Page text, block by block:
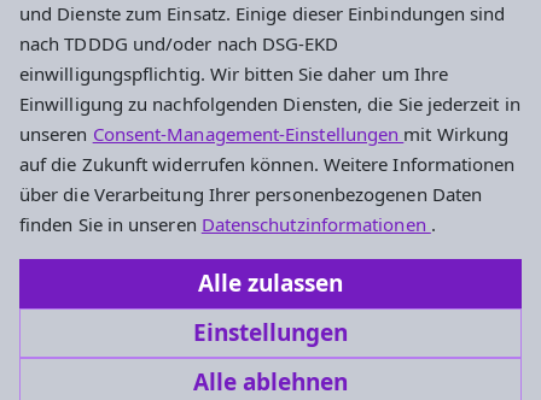
und Dienste zum Einsatz. Einige dieser Einbindungen sind
nach TDDDG und/oder nach DSG-EKD
einwilligungspflichtig. Wir bitten Sie daher um Ihre
Einwilligung zu nachfolgenden Diensten, die Sie jederzeit in
unseren Consent-Management-Einstellungen mit Wirkung
auf die Zukunft widerrufen können. Weitere Informationen
über die Verarbeitung Ihrer personenbezogenen Daten
finden Sie in unseren Datenschutzinformationen .
Alle zulassen
Einstellungen
Alle ablehnen
Adresse
Evangelisches Dekanat Rheingau-Taunus
Aarstraße 44
65232 Taunusstein
Tel. 06128-48 88 27
oeffentlichkeitsarbeit.rt@ekhn.de